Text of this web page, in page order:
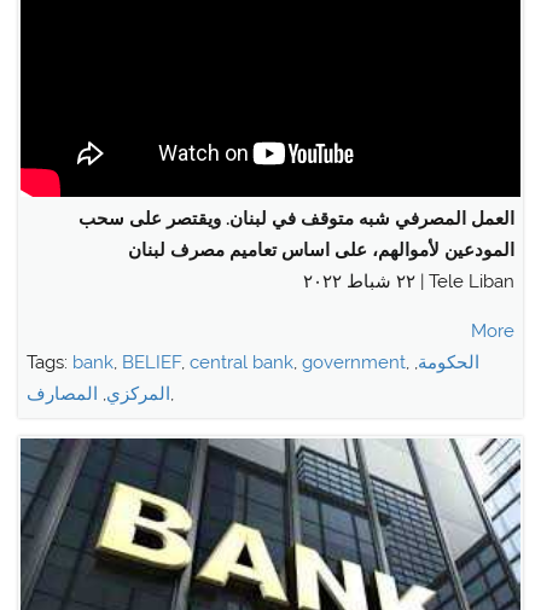
العمل المصرفي شبه متوقف في لبنان. ويقتصر على سحب
المودعين لأموالهم، على اساس تعاميم مصرف لبنان
Tele Liban | ٢٢ شباط ٢٠٢٢
More
Tags: bank, BELIEF, central bank, government, الحكومة,
المركزي, المصارف ,